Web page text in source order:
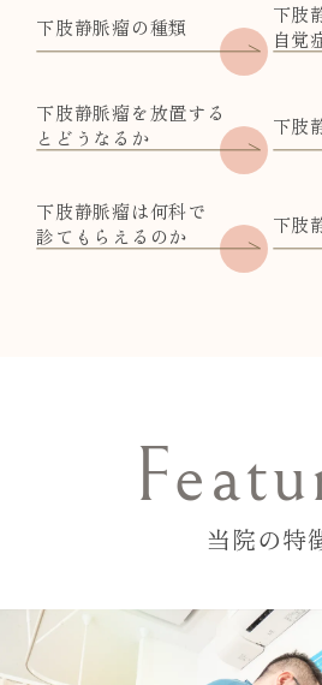
下肢静脈瘤の種類
下肢
自覚
下肢静脈瘤を放置する
とどうなるか
下肢
下肢静脈瘤は何科で
診てもらえるのか
下肢
当院の特